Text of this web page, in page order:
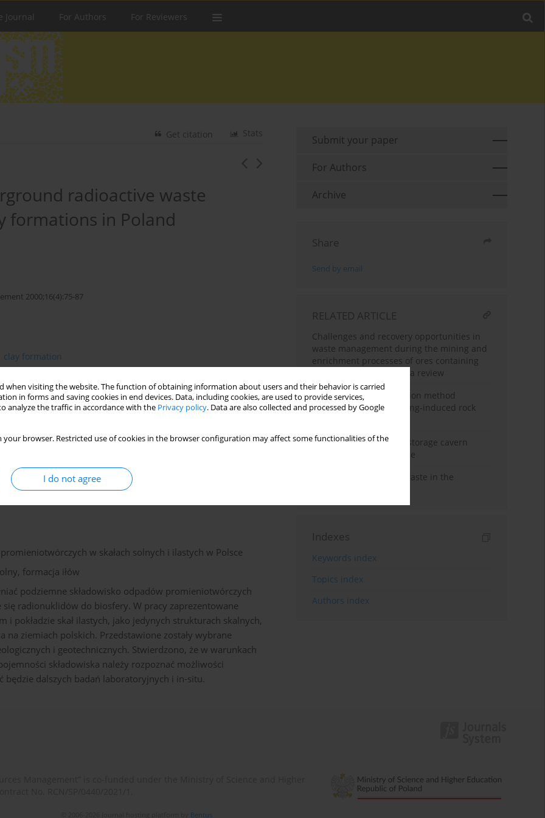
when visiting the website. The function of obtaining information about users and their behavior is carried
in forms and saving cookies in end devices. Data, including cookies, are used to provide services,
analyze the traffic in accordance with the Privacy policy. Data are also collected and processed by Google
your browser. Restricted use of cookies in the browser configuration may affect some functionalities of the
I do not agree
Journal For Authors For Reviewers
Stats
Get citation
radioactive waste
formations in Poland
2000;16(4):75-87
clay formation
waste repository (RWR) is its tightness which must
The paper presents two eonceptual models of the RWR:
in Poland suitable for localization of the RWR. Selected
and geotechnical barriers. It was found that under
of repository of a relevant capacity must include the
and field studies.
w skałach solnych i ilastych w Polsce
formacja iłów
podziemne składowisko odpadów promieniotwórczych
się radionuklidów do biosfery. W pracy zaprezentowane
i pokładzie skał ilastych, jako jedynych strukturach skalnych,
ziemiach polskich. Przedstawione zostały wybrane
i geotechnicznych. Stwierdzono, że w warunkach
składowiska należy rozpoznać możliwości
będzie dalszych badań laboratoryjnych i in-situ.
Submit your paper
For Authors
Archive
Share
Send by email
RELATED ARTICLE
Challenges and recovery opportunities in
waste management during the mining and
enrichment processes of ores containing
uranium and thorium – a review
Land subsidence inversion method
application for salt mining-induced rock
Forecast of natural gas storage cavern
convergence is salt dome
Disposod of high zevelwaste in the
Indexes
Keywords index
Topics index
Authors index
Bentus